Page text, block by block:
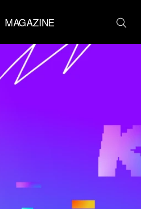
MAGAZINE